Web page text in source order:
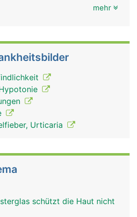
mehr
Urticaria
schützt die Haut nicht